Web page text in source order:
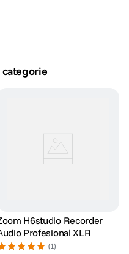
categorie
H6studio Recorder
Profesional XLR
(1)